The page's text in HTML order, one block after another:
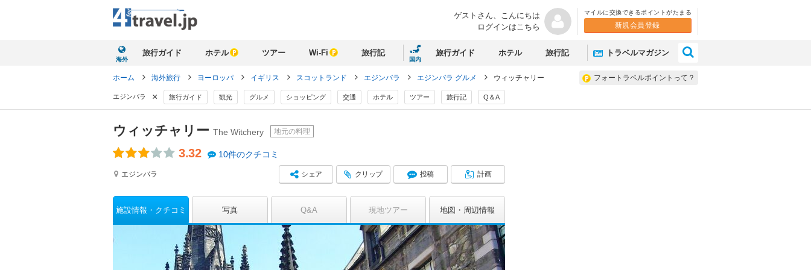
ゲストさん、 こんにちは
ログインはこちら
マイルに交換できるポイントがたまる
新規会員登録
海外
旅行ガイド ホテル ツアー Wi-Fi 旅行記
国内
旅行ガイド ホテル 旅行記 トラベルマガジン
フォートラベルポイントって？
ホーム 海外旅行 ヨーロッパ イギリス スコットランド エジンバラ エジンバラ グルメ ウィッチャリー
エジンバラ × 旅行ガイド 観光 グルメ ショッピング 交通 ホテル ツアー 旅行記 Q＆A
ウィッチャリー The Witchery 地元の料理
3.32 10件のクチコミ
エジンバラ シェア クリップ 投稿 計画
施設情報 クチコミ 写真 Q&A 現地ツアー 地図 周辺情報